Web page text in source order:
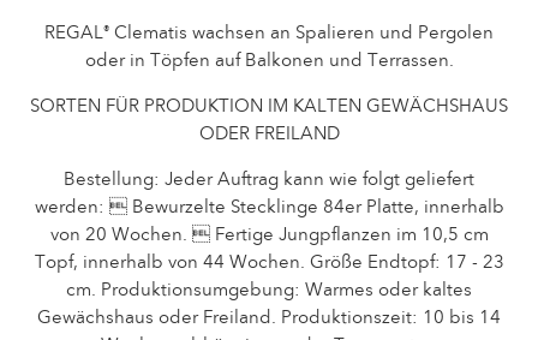
Das Unternehmen
REGAL® Clematis wachsen an Spalieren und Pergolen
oder in Töpfen auf Balkonen und Terrassen.
SORTEN FÜR PRODUKTION IM KALTEN GEWÄCHSHAUS
ODER FREILAND
Bestellung: Jeder Auftrag kann wie folgt geliefert
werden:  Bewurzelte Stecklinge 84er Platte, innerhalb
von 20 Wochen.  Fertige Jungpflanzen im 10,5 cm
Topf, innerhalb von 44 Wochen. Größe Endtopf: 17 - 23
cm. Produktionsumgebung: Warmes oder kaltes
Gewächshaus oder Freiland. Produktionszeit: 10 bis 14